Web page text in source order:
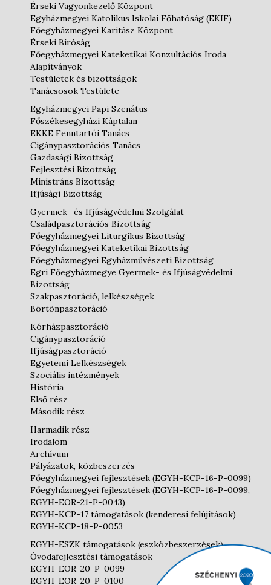
Érseki Vagyonkezelő Központ
Egyházmegyei Katolikus Iskolai Főhatóság (EKIF)
Főegyházmegyei Karitász Központ
Érseki Bíróság
Főegyházmegyei Kateketikai Konzultációs Iroda
Alapítványok
Testületek és bizottságok
Tanácsosok Testülete
Egyházmegyei Papi Szenátus
Főszékesegyházi Káptalan
EKKE Fenntartói Tanács
Cigánypasztorációs Tanács
Gazdasági Bizottság
Fejlesztési Bizottság
Ministráns Bizottság
Ifjúsági Bizottság
Gyermek- és Ifjúságvédelmi Szolgálat
Családpasztorációs Bizottság
Főegyházmegyei Liturgikus Bizottság
Főegyházmegyei Kateketikai Bizottság
Főegyházmegyei Egyházművészeti Bizottság
Egri Főegyházmegye Gyermek- és Ifjúságvédelmi
Bizottság
Szakpasztoráció, lelkészségek
Börtönpasztoráció
Kórházpasztoráció
Cigánypasztoráció
Ifjúságpasztoráció
Egyetemi Lelkészségek
Szociális intézmények
História
Első rész
Második rész
Harmadik rész
Irodalom
Archívum
Pályázatok, közbeszerzés
Főegyházmegyei fejlesztések (EGYH-KCP-16-P-0099)
Főegyházmegyei fejlesztések (EGYH-KCP-16-P-0099,
EGYH-EOR-21-P-0043)
EGYH-KCP-17 támogatások (kenderesi felújítások)
EGYH-KCP-18-P-0053
EGYH-ESZK támogatások (eszközbeszerzések)
Óvodafejlesztési támogatások
EGYH-EOR-20-P-0099
EGYH-EOR-20-P-0100